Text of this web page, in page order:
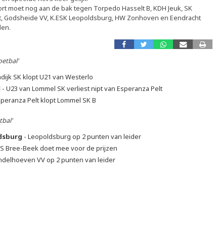
moet nog aan de bak tegen Torpedo Hasselt B, KDH Jeuk, SK
Godsheide VV, K.ESK Leopoldsburg, HW Zonhoven en Eendracht
SK klopt U21 van Westerlo
- U23 van Lommel SK verliest nipt van Esperanza Pelt
Pelt klopt Lommel SK B
- Leopoldsburg op 2 punten van leider
Bree-Beek doet mee voor de prijzen
VV op 2 punten van leider